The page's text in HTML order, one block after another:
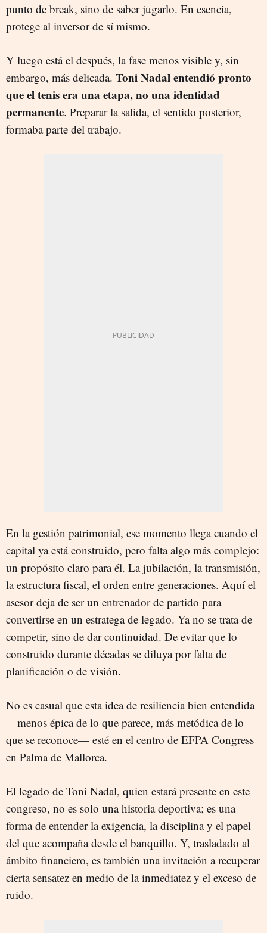
punto de break, sino de saber jugarlo. En esencia,
protege al inversor de sí mismo.
Y luego está el después, la fase menos visible y, sin
embargo, más delicada. Toni Nadal entendió pronto
que el tenis era una etapa, no una identidad
permanente. Preparar la salida, el sentido posterior,
formaba parte del trabajo.
En la gestión patrimonial, ese momento llega cuando el
capital ya está construido, pero falta algo más complejo:
un propósito claro para él. La jubilación, la transmisión,
la estructura fiscal, el orden entre generaciones. Aquí el
asesor deja de ser un entrenador de partido para
convertirse en un estratega de legado. Ya no se trata de
competir, sino de dar continuidad. De evitar que lo
construido durante décadas se diluya por falta de
planificación o de visión.
No es casual que esta idea de resiliencia bien entendida
—menos épica de lo que parece, más metódica de lo
que se reconoce— esté en el centro de EFPA Congress
en Palma de Mallorca.
El legado de Toni Nadal, quien estará presente en este
congreso, no es solo una historia deportiva; es una
forma de entender la exigencia, la disciplina y el papel
del que acompaña desde el banquillo. Y, trasladado al
ámbito financiero, es también una invitación a recuperar
cierta sensatez en medio de la inmediatez y el exceso de
ruido.